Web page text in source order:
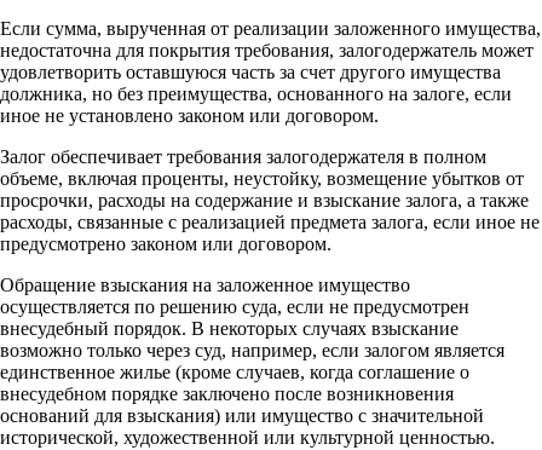
Если сумма, вырученная от реализации заложенного имущества,
недостаточна для покрытия требования, залогодержатель может
удовлетворить оставшуюся часть за счет другого имущества
должника, но без преимущества, основанного на залоге, если
иное не установлено законом или договором.
Залог обеспечивает требования залогодержателя в полном
объеме, включая проценты, неустойку, возмещение убытков от
просрочки, расходы на содержание и взыскание залога, а также
расходы, связанные с реализацией предмета залога, если иное не
предусмотрено законом или договором.
Обращение взыскания на заложенное имущество
осуществляется по решению суда, если не предусмотрен
внесудебный порядок. В некоторых случаях взыскание
возможно только через суд, например, если залогом является
единственное жилье (кроме случаев, когда соглашение о
внесудебном порядке заключено после возникновения
оснований для взыскания) или имущество с значительной
исторической, художественной или культурной ценностью.